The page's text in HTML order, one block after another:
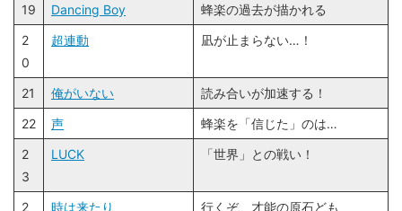
19
Dancing Boy
蜂楽の過去が描かれる
2
0
超連動 凪が止まらない…！
21 俺がいない
読み合いが加速する！
22
声
蜂楽を「信じた」のは…
2
3
LUCK 「世界」との戦い！
2
時は来たり 行くぞ、才能の原石ども